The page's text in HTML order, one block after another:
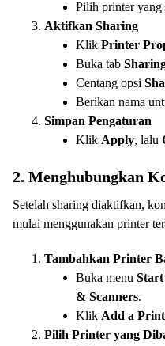
Pilih printer
Aktifkan Sharing
Klik Printer
Buka tab
Centang opsi
Berikan nama
Simpan Pengaturan
Klik Apply, lalu
2. Menghubungkan
Setelah sharing diaktifkan,
mulai menggunakan printer
Tambahkan Printer
Buka menu Start
& Scanners.
Klik Add a
Pilih Printer yang